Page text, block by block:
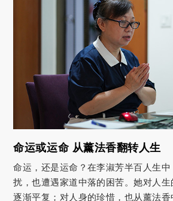
命运或运命 从薰法香翻转人生
命运，还是运命？在李淑芳半百人生
扰，也遭遇家道中落的困苦。她对人
逐渐平复；对人身的珍惜，也从薰法香